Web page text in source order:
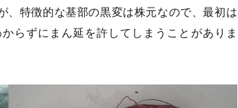
、特徴的な基部の黒変は株元なので、最初は
らずにまん延を許してしまうことがありま